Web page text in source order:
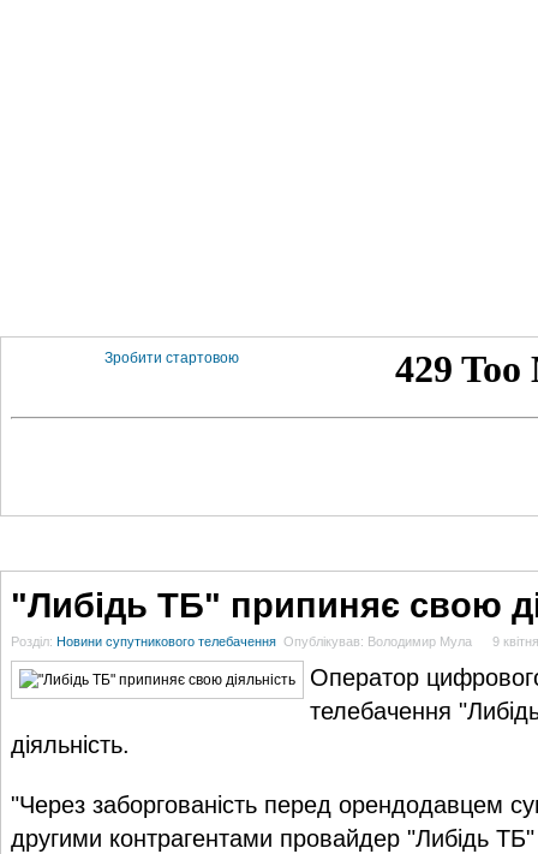
Зробити стартовою
"Либідь ТБ" припиняє свою
Розділ: Новини супутникового телебачення Опублікував: Володимир Мула 9
Оператор
телебачення
діяльність.
"Через заборгованість перед орендодавцем
другими контрагентами провайдер "Либідь